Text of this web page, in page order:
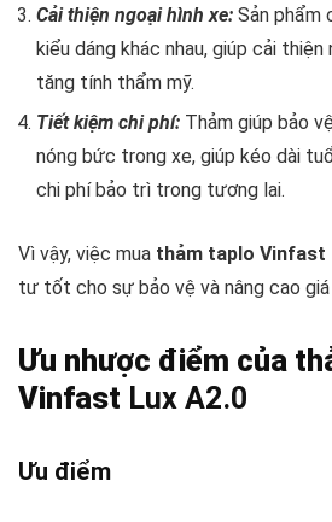
Cải thiện ngoại hình xe: Sản phẩm
kiểu dáng khác nhau, giúp cải thiện
tăng tính thẩm mỹ.
Tiết kiệm chi phí: Thảm giúp bảo
nóng bức trong xe, giúp kéo dài
chi phí bảo trì trong tương lai.
Vì vậy, việc mua thảm taplo Vinfast
tư tốt cho sự bảo vệ và nâng cao giá
Ưu nhược điểm của
Vinfast Lux A2.0
Ưu điểm